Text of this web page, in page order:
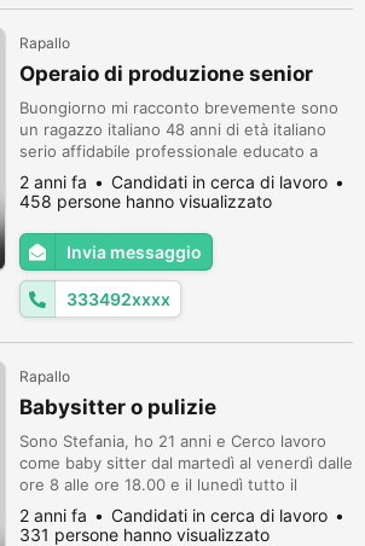
Rapallo
Operaio di produzione senior
Buongiorno mi racconto brevemente sono
un ragazzo italiano 48 anni di età italiano
serio affidabile professionale educato a
modo con 23 anni di esperienza in aziende
su impianti di produzione per prodotti
igienico farmaceutico cosmetici
cartotecnica Le mie competenze all'interno
della azienda erano di capo operatore di
linea di produzione addetto all'avviame...
2 anni fa
Candidati in cerca di lavoro
458 persone hanno visualizzato
Invia messaggio
333492xxxx
Rapallo
Babysitter o pulizie
Sono Stefania, ho 21 anni e Cerco lavoro
come baby sitter dal martedì al venerdì dalle
ore 8 alle ore 18.00 e il lunedì tutto il
giorno. Stessi orari per pulizie.
2 anni fa
Candidati in cerca di lavoro
331 persone hanno visualizzato